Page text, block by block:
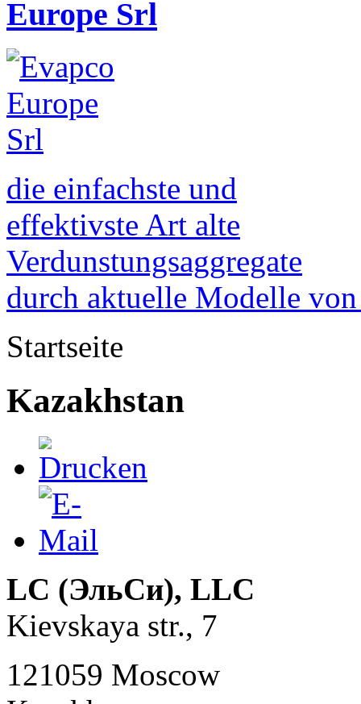
Europe Srl
die einfachste und
effektivste Art alte
Verdunstungsaggregate
durch aktuelle Modelle
Startseite
Kazakhstan
LC (ЭльСи), LLC
Kievskaya str., 7
121059 Moscow